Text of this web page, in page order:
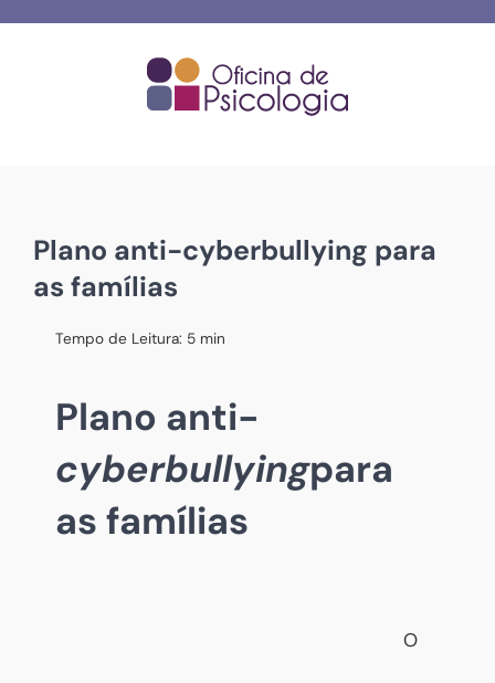
Plano anti-cyberbullying para
as famílias
Tempo de Leitura: 5 min
Plano anti-
cyberbullyingpara
as famílias
O